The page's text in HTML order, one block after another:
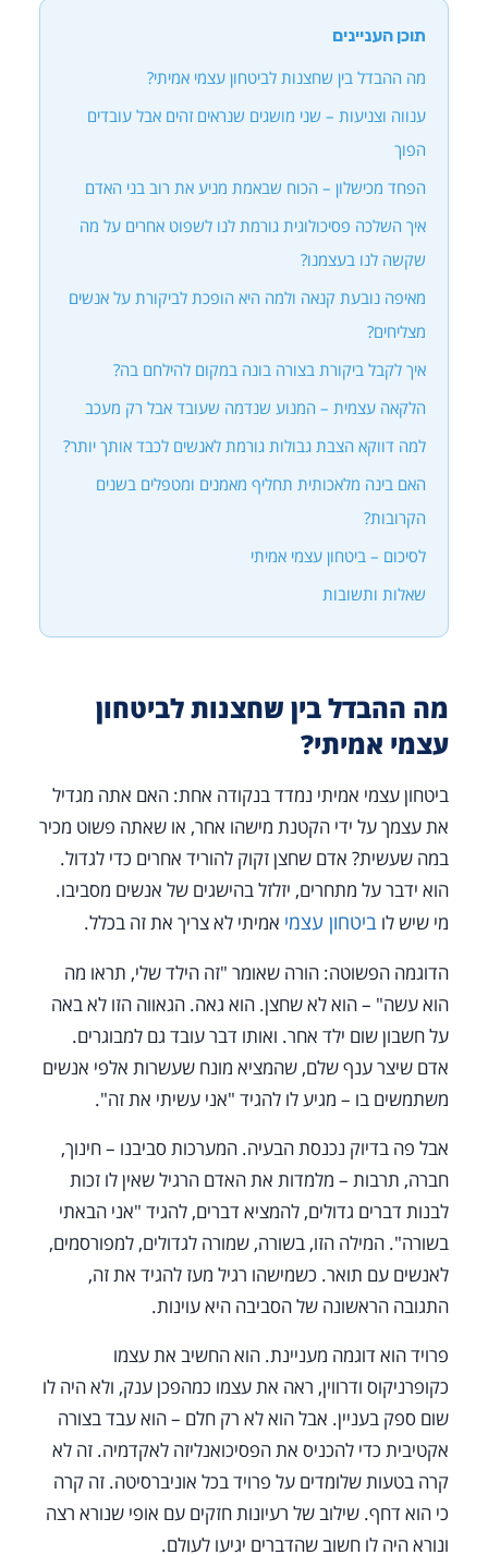
תוכן העניינים
מה ההבדל בין שחצנות לביטחון עצמי אמיתי?
ענווה וצניעות – שני מושגים שנראים זהים אבל עובדים
הפוך
הפחד מכישלון – הכוח שבאמת מניע את רוב בני האדם
איך השלכה פסיכולוגית גורמת לנו לשפוט אחרים על מה
שקשה לנו בעצמנו?
מאיפה נובעת קנאה ולמה היא הופכת לביקורת על אנשים
מצליחים?
איך לקבל ביקורת בצורה בונה במקום להילחם בה?
הלקאה עצמית – המנוע שנדמה שעובד אבל רק מעכב
למה דווקא הצבת גבולות גורמת לאנשים לכבד אותך יותר?
האם בינה מלאכותית תחליף מאמנים ומטפלים בשנים
הקרובות?
לסיכום – ביטחון עצמי אמיתי
שאלות ותשובות
מה ההבדל בין שחצנות לביטחון
עצמי אמיתי?
ביטחון עצמי אמיתי נמדד בנקודה אחת: האם אתה מגדיל
את עצמך על ידי הקטנת מישהו אחר, או שאתה פשוט מכיר
במה שעשית? אדם שחצן זקוק להוריד אחרים כדי לגדול.
הוא ידבר על מתחרים, יזלזל בהישגים של אנשים מסביבו.
מי שיש לו ביטחון עצמי אמיתי לא צריך את זה בכלל.
הדוגמה הפשוטה: הורה שאומר "זה הילד שלי, תראו מה
הוא עשה" – הוא לא שחצן. הוא גאה. הגאווה הזו לא באה
על חשבון שום ילד אחר. ואותו דבר עובד גם למבוגרים.
אדם שיצר ענף שלם, שהמציא מונח שעשרות אלפי אנשים
משתמשים בו – מגיע לו להגיד "אני עשיתי את זה".
אבל פה בדיוק נכנסת הבעיה. המערכות סביבנו – חינוך,
חברה, תרבות – מלמדות את האדם הרגיל שאין לו זכות
לבנות דברים גדולים, להמציא דברים, להגיד "אני הבאתי
בשורה". המילה הזו, בשורה, שמורה לגדולים, למפורסמים,
לאנשים עם תואר. כשמישהו רגיל מעז להגיד את זה,
התגובה הראשונה של הסביבה היא עוינות.
פרויד הוא דוגמה מעניינת. הוא החשיב את עצמו
כקופרניקוס ודרווין, ראה את עצמו כמהפכן ענק, ולא היה לו
שום ספק בעניין. אבל הוא לא רק חלם – הוא עבד בצורה
אקטיבית כדי להכניס את הפסיכואנליזה לאקדמיה. זה לא
קרה בטעות שלומדים על פרויד בכל אוניברסיטה. זה קרה
כי הוא דחף. שילוב של רעיונות חזקים עם אופי שנורא רצה
ונורא היה לו חשוב שהדברים יגיעו לעולם.